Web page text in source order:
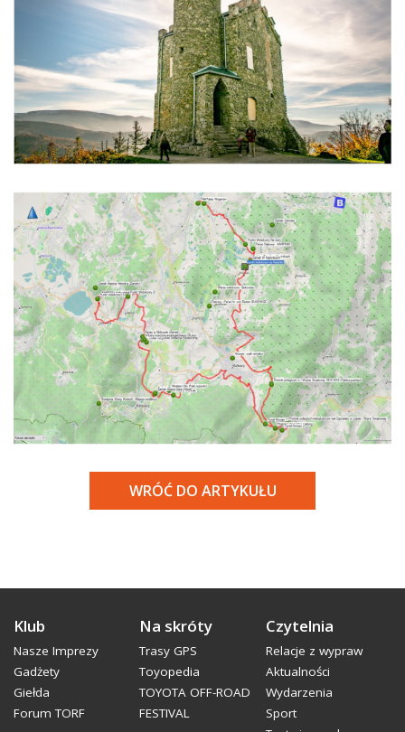
WRÓĆ DO ARTYKUŁU
Klub
Nasze Imprezy
Gadżety
Giełda
Forum TORF
Na skróty
Trasy GPS
Toyopedia
TOYOTA OFF-ROAD
FESTIVAL
Czytelnia
Relacje z wypraw
Aktualności
Wydarzenia
Sport